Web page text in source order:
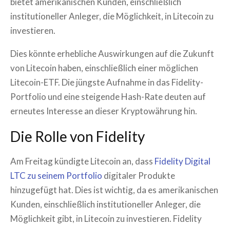
institutioneller Anleger, die Möglichkeit, in Litecoin zu
investieren.
Dies könnte erhebliche Auswirkungen auf die Zukunft
von Litecoin haben, einschließlich einer möglichen
Litecoin-ETF. Die jüngste Aufnahme in das Fidelity-
Portfolio und eine steigende Hash-Rate deuten auf
erneutes Interesse an dieser Kryptowährung hin.
Die Rolle von Fidelity
Am Freitag kündigte Litecoin an, dass Fidelity Digital
LTC zu seinem Portfolio digitaler Produkte
hinzugefügt hat. Dies ist wichtig, da es amerikanischen
Kunden, einschließlich institutioneller Anleger, die
Möglichkeit gibt, in Litecoin zu investieren. Fidelity